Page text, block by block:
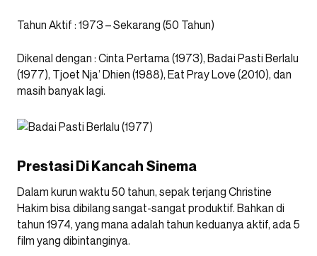
Tahun Aktif : 1973 – Sekarang (50 Tahun)
Dikenal dengan : Cinta Pertama (1973), Badai Pasti Berlalu
(1977), Tjoet Nja’ Dhien (1988), Eat Pray Love (2010), dan
masih banyak lagi.
Prestasi Di Kancah Sinema
Dalam kurun waktu 50 tahun, sepak terjang Christine
Hakim bisa dibilang sangat-sangat produktif. Bahkan di
tahun 1974, yang mana adalah tahun keduanya aktif, ada 5
film yang dibintanginya.